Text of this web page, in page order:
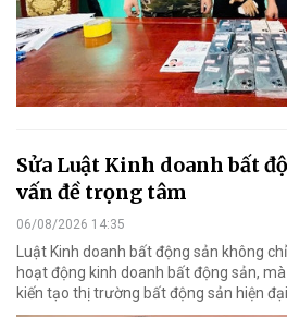
Sửa Luật Kinh doanh bất
vấn đề trọng tâm
06/08/2026 14:35
Luật Kinh doanh bất động sản không
hoạt động kinh doanh bất động sản,
kiến tạo thị trường bất động sản hiện